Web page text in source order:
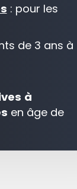
: pour les
de 3 ans à
à
en âge de